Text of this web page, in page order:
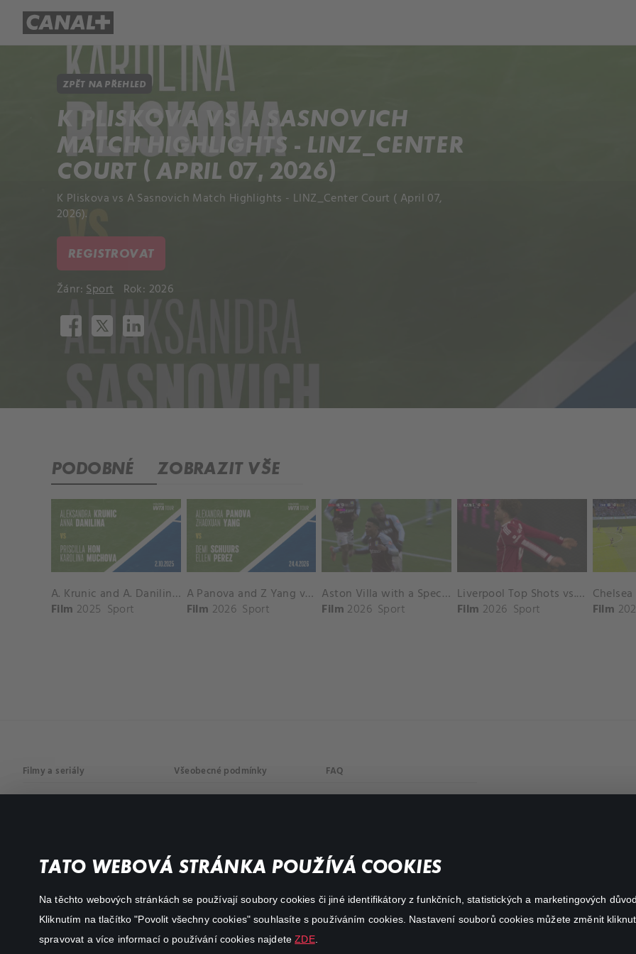
TATO WEBOVÁ STRÁNKA POUŽÍVÁ COOKIES
Na těchto webových stránkách se používají soubory cookies či jiné identifikátory z funkčních, statistických a marketingových
Kliknutím na tlačítko "Povolit všechny cookies" souhlasíte s používáním cookies. Nastavení souborů cookies můžete změnit
spravovat a více informací o používání cookies najdeteZDE.
ZPĚT NA PŘEHLED
K PLISKOVA VS A SASNOVICH
MATCH HIGHLIGHTS - LINZ_CENTER
COURT ( APRIL 07, 2026)
K Pliskova vs A Sasnovich Match Highlights - LINZ_Center Court ( April 07,
2026).
REGISTROVAT
Žánr:Sport Rok: 2026
PODOBNÉ ZOBRAZIT VŠE
A. Krunic and A. Danilina vs. P. Hon and K. Muchova Match Highlights - BEIJING_Capital Group Diamond ( October 02, 2025)
Film 2025 Sport
A Panova and Z Yang vs D Schuurs and E Perez Match Highlights - MADRID_Court 8 ( April 24, 2026)
Film 2026 Sport
Aston Villa with a Spectacular Goal vs. Nottingham Forest
Film 2026 Sport
Liverpool Top Shots vs. Fulham
Film 2026 Sport
Film
Filmy a seriály
Akční
Všeobecné podmínky FAQ